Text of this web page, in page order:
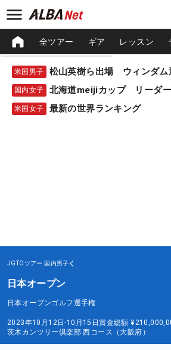
全ツアー ギア レッスン
米国男子
国内女子 北海道meijiカップ リーダ
米国女子 最新の世界ランキング
JGTOツアー 国内男子
日本オープン
日本オープンゴルフ選手権
2023年10月12日-10月15日賞金総額
茨木カンツリー倶楽部 西コース（大阪府）